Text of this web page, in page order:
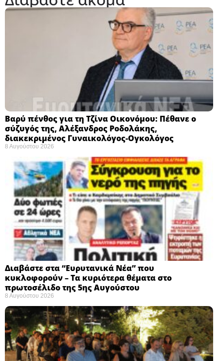
Βαρύ πένθος για τη Τζίνα Οικονόμου: Πέθανε ο
σύζυγός της, Αλέξανδρος Ροδολάκης,
διακεκριμένος Γυναικολόγος-Ογκολόγος
8 Αυγούστου 2026
Διαβάστε στα “Ευρυτανικά Νέα” που
κυκλοφορούν – Τα κυριότερα θέματα στο
πρωτοσέλιδο της 5ης Αυγούστου
8 Αυγούστου 2026